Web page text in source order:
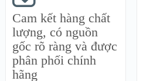
Cam kết hàng chất
lượng, có nguồn
gốc rõ ràng và được
phân phối chính
hãng